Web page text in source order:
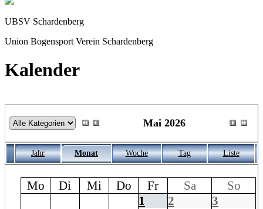
UBSV Schardenberg
Union Bogensport Verein Schardenberg
Kalender
Mai 2026
Jahr Monat Woche Tag Liste
Mo Di Mi Do Fr Sa So
1 2 3